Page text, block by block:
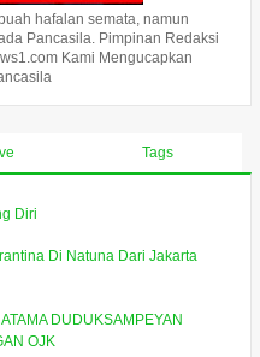
hafalan semata, namun
Pancasila. Pimpinan Redaksi
Kami Mengucapkan
Tags
Diri
Di Natuna Dari Jakarta
DUDUKSAMPEYAN
OJK